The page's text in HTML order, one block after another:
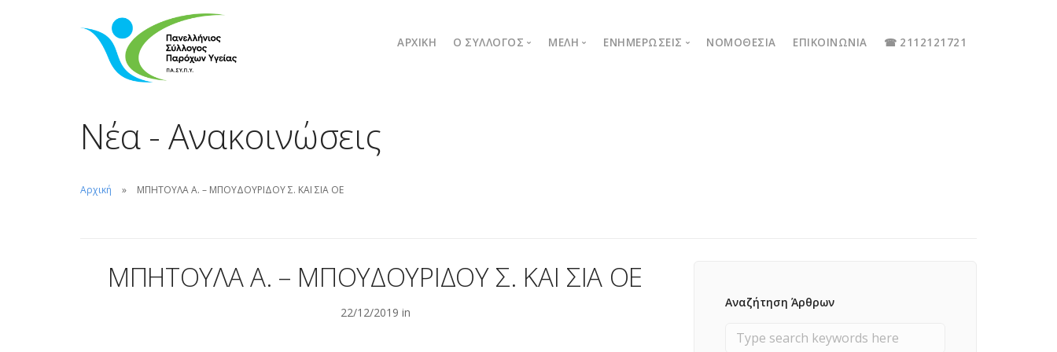
ΑΡΧΙΚΉ Ο ΣΥΛΛΟΓΟΣ ΜΈΛΗ ΕΝΗΜΕΡΏΣΕΙΣ ΝΟΜΟΘΕΣΊΑ ΕΠΙΚΟΙΝΩΝΊΑ ☎ 2112121721
Νέα - Ανακοινώσεις
Αρχική ΜΠΗΤΟΥΛΑ Α. – ΜΠΟΥΔΟΥΡΙΔΟΥ Σ. ΚΑΙ ΣΙΑ ΟΕ
ΜΠΗΤΟΥΛΑ Α. – ΜΠΟΥΔΟΥΡΙΔΟΥ Σ. ΚΑΙ ΣΙΑ ΟΕ
22/12/2019 in
Αναζήτηση Άρθρων